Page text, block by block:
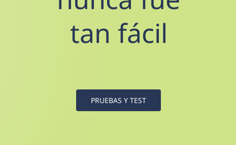
tan fácil
PRUEBAS Y TEST